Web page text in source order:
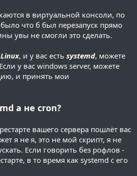
в виртуальной консоли, по
что б был перезапуск прямо
увы не смогли это сделать.
Linux, и у вас есть systemd, можете
у вас windows server, можете
и принять мои
а не cron?
вашего сервера пошлёт вас
я не я, это не мой скрипт, я не
Если говорить без рофлов -
в то время как systemd с его